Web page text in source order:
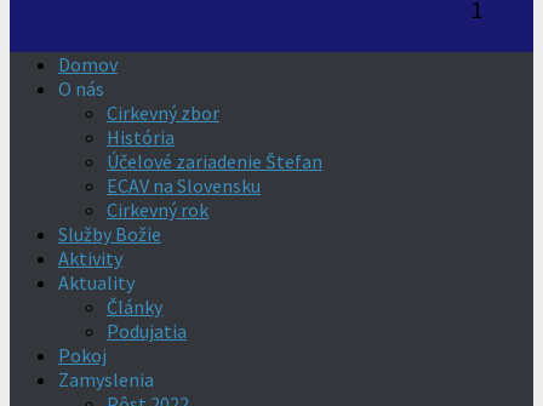
1
Domov
O nás
Cirkevný zbor
História
Účelové zariadenie Štefan
ECAV na Slovensku
Cirkevný rok
Služby Božie
Aktivity
Aktuality
Články
Podujatia
Pokoj
Zamyslenia